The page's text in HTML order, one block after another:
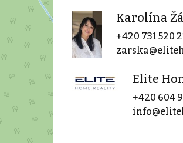
Karolína
+420 731 520
Elite
+420 604